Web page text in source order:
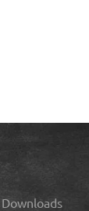
Downloads